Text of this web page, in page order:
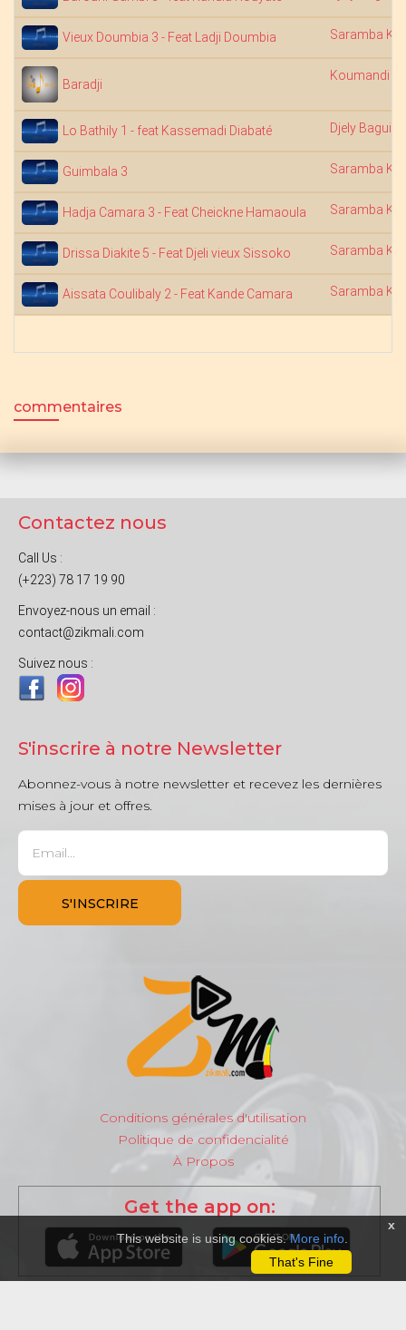
Vieux Doumbia 3 - Feat Ladji Doumbia Saramba
Baradji
Koumandi
Lo Bathily 1 - feat Kassemadi Diabaté Djely Bagui
Guimbala 3 Saramba
Hadja Camara 3 - Feat Cheickne Hamaoula Saramba
Drissa Diakite 5 - Feat Djeli vieux Sissoko Saramba
Aissata Coulibaly 2 - Feat Kande Camara Saramba
commentaires
Contactez nous
Call Us :
(+223) 78 17 19 90
Envoyez-nous un email :
contact@zikmali.com
Suivez nous :
S'inscrire à notre Newsletter
Abonnez-vous à notre newsletter et recevez les dernières
mises à jour et offres.
Conditions générales d'utilisation
Politique de confidencialité
À Propos
Get the app on:
x
This website is using cookies.More info
That's Fine